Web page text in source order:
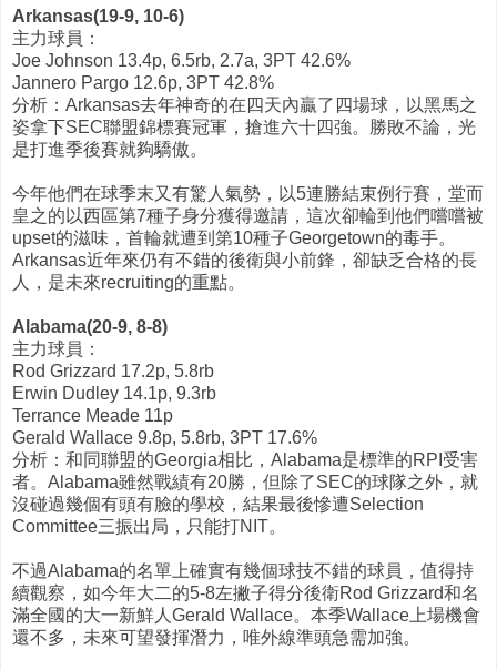
Arkansas(19-9, 10-6)
主力球員：
Joe Johnson 13.4p, 6.5rb, 2.7a, 3PT 42.6%
Jannero Pargo 12.6p, 3PT 42.8%
分析：Arkansas去年神奇的在四天內贏了四場球，以黑馬之
姿拿下SEC聯盟錦標賽冠軍，搶進六十四強。勝敗不論，光
是打進季後賽就夠驕傲。
今年他們在球季末又有驚人氣勢，以5連勝結束例行賽，堂而
皇之的以西區第7種子身分獲得邀請，這次卻輪到他們嚐嚐被
upset的滋味，首輪就遭到第10種子Georgetown的毒手。
Arkansas近年來仍有不錯的後衛與小前鋒，卻缺乏合格的長
人，是未來recruiting的重點。
Alabama(20-9, 8-8)
主力球員：
Rod Grizzard 17.2p, 5.8rb
Erwin Dudley 14.1p, 9.3rb
Terrance Meade 11p
Gerald Wallace 9.8p, 5.8rb, 3PT 17.6%
分析：和同聯盟的Georgia相比，Alabama是標準的RPI受害
者。Alabama雖然戰績有20勝，但除了SEC的球隊之外，就
沒碰過幾個有頭有臉的學校，結果最後慘遭Selection
Committee三振出局，只能打NIT。
不過Alabama的名單上確實有幾個球技不錯的球員，值得持
續觀察，如今年大二的5-8左撇子得分後衛Rod Grizzard和名
滿全國的大一新鮮人Gerald Wallace。本季Wallace上場機會
還不多，未來可望發揮潛力，唯外線準頭急需加強。